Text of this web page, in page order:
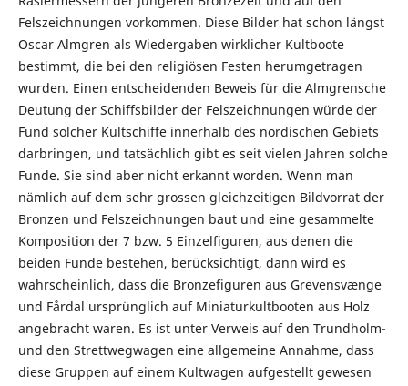
Felszeichnungen vorkommen. Diese Bilder hat schon längst
Oscar Almgren als Wiedergaben wirklicher Kultboote
bestimmt, die bei den religiösen Festen herumgetragen
wurden. Einen entscheidenden Beweis für die Almgrensche
Deutung der Schiffsbilder der Felszeichnungen würde der
Fund solcher Kultschiffe innerhalb des nordischen Gebiets
darbringen, und tatsächlich gibt es seit vielen Jahren solche
Funde. Sie sind aber nicht erkannt worden. Wenn man
nämlich auf dem sehr grossen gleichzeitigen Bildvorrat der
Bronzen und Felszeichnungen baut und eine gesam­melte
Komposition der 7 bzw. 5 Einzelfiguren, aus denen die
beiden Funde bestehen, berücksichtigt, dann wird es
wahrscheinlich, dass die Bronzefiguren aus Grevensvænge
und Fårdal ursprünglich auf Miniaturkultbooten aus Holz
angebracht waren. Es ist unter Verweis auf den Trundholm-
und den Strettwegwagen eine allgemeine Annahme, dass
diese Gruppen auf einem Kultwagen aufgestellt gewesen